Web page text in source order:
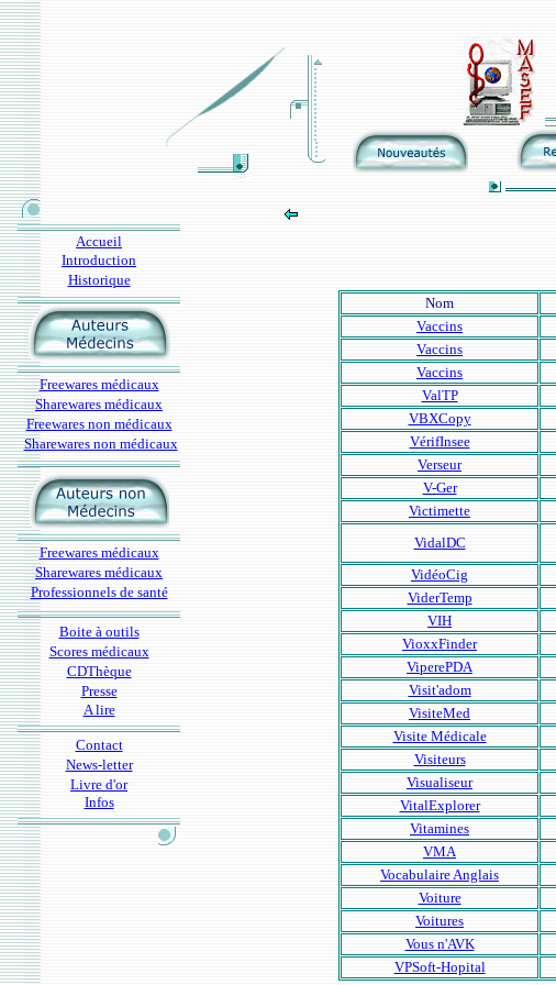
Accueil
Introduction
Historique
Freewares médicaux
Sharewares médicaux
Freewares non médicaux
Sharewares non médicaux
Freewares médicaux
Sharewares médicaux
Professionnels de santé
Boite à outils
Scores médicaux
CDThèque
Presse
A lire
Contact
News-letter
Livre d'or
Infos
Nom
Vaccins
Vaccins
Vaccins
ValTP
VBXCopy
VérifInsee
Verseur
V-Ger
Victimette
VidalDC
VidéoCig
ViderTemp
VIH
VioxxFinder
ViperePDA
Visit'adom
VisiteMed
Visite Médicale
Visiteurs
Visualiseur
VitalExplorer
Vitamines
VMA
Vocabulaire Anglais
Voiture
Voitures
Vous n'AVK
VPSoft-Hopital